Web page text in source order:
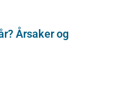
Årsaker og